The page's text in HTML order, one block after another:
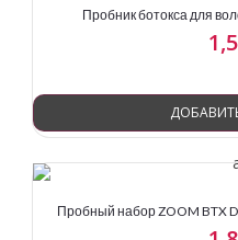
Пробник ботокса для
Пробный набор ZOOM BTX